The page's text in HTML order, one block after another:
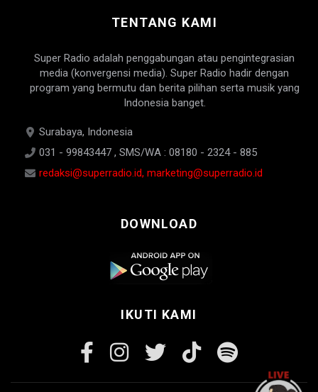
TENTANG KAMI
Super Radio adalah penggabungan atau pengintegrasian
media (konvergensi media). Super Radio hadir dengan
program yang bermutu dan berita pilihan serta musik yang
Indonesia banget.
Surabaya, Indonesia
031 - 99843447 , SMS/WA : 08180 - 2324 - 885
redaksi@superradio.id, marketing@superradio.id
DOWNLOAD
IKUTI KAMI